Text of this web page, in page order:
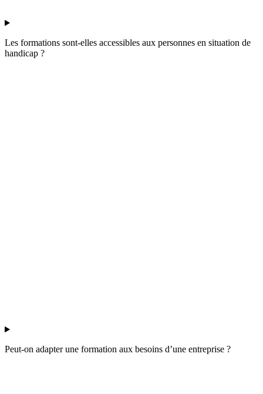
Les formations sont-elles accessibles aux personnes en situation de
handicap ?
Peut-on adapter une formation aux besoins d’une entreprise ?